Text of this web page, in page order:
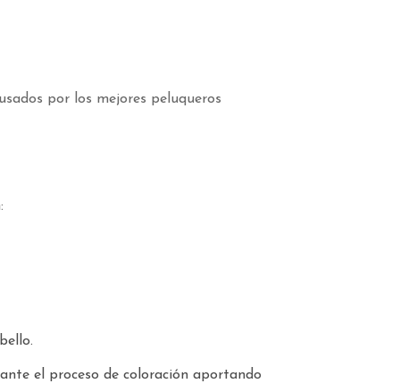
por los mejores peluqueros
el proceso de coloración aportando